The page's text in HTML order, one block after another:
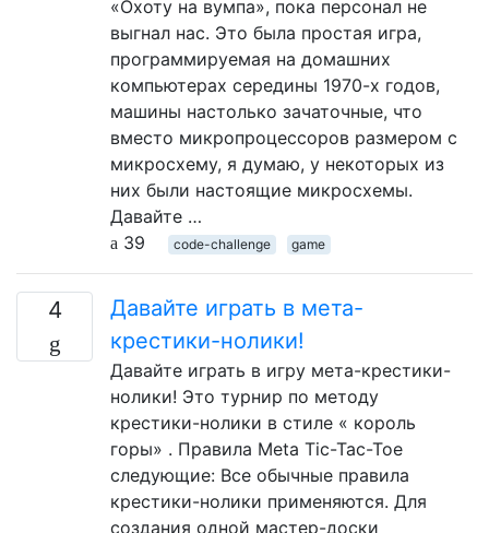
«Охоту на вумпа», пока персонал не
выгнал нас. Это была простая игра,
программируемая на домашних
компьютерах середины 1970-х годов,
машины настолько зачаточные, что
вместо микропроцессоров размером с
микросхему, я думаю, у некоторых из
них были настоящие микросхемы.
Давайте …
39
code-challenge game
4
Давайте играть в мета-
крестики-нолики!
Давайте играть в игру мета-крестики-
нолики! Это турнир по методу
крестики-нолики в стиле « король
горы» . Правила Meta Tic-Tac-Toe
следующие: Все обычные правила
крестики-нолики применяются. Для
создания одной мастер-доски